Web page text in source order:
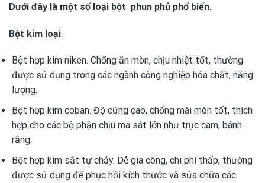
Dưới đây là một số loại bột phun phủ phổ biến.
Bột kim loại:
Bột hợp kim niken. Chống ăn mòn, chịu nhiệt tốt, thường
được sử dụng trong các ngành công nghiệp hóa chất, năng
lượng.
Bột hợp kim coban. Độ cứng cao, chống mài mòn tốt, thích
hợp cho các bộ phận chịu ma sát lớn như trục cam, bánh
răng.
Bột hợp kim sắt tự chảy. Dễ gia công, chi phí thấp, thường
được sử dụng để phục hồi kích thước và sửa chữa các